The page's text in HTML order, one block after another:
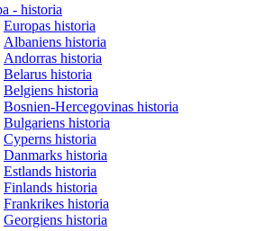
- historia
Europas historia
Albaniens historia
Andorras historia
Belarus historia
Belgiens historia
Bosnien-Hercegovinas historia
Bulgariens historia
Cyperns historia
Danmarks historia
Estlands historia
Finlands historia
Frankrikes historia
Georgiens historia